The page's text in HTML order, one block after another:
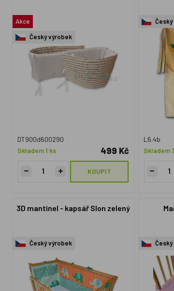
Akce
Český výrobek
DT900d600290
Skladem 1 ks
499 Kč
KOUPIT
L6.4b
Skladem
3D mantinel - kapsář Slon zelený
Český výrobek